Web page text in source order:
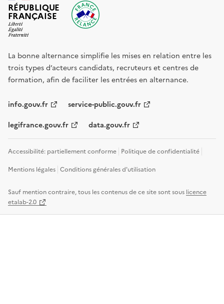
RÉPUBLIQUE
FRANÇAISE
La bonne alternance simplifie les mises en relation entre les
trois types d’acteurs candidats, recruteurs et centres de
formation, afin de faciliter les entrées en alternance.
info.gouv.fr service-public.gouv.fr
legifrance.gouv.fr data.gouv.fr
Accessibilité: partiellement conforme Politique de confidentialité
Mentions légales Conditions générales d'utilisation
Sauf mention contraire, tous les contenus de ce site sont sous licence
etalab-2.0